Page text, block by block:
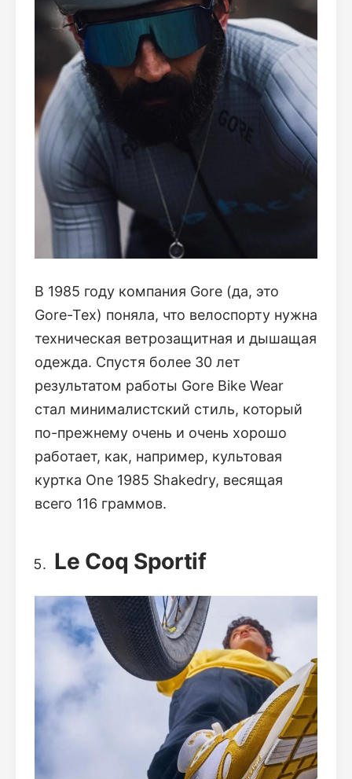
В 1985 году компания Gore (да, это
Gore-Tex) поняла, что велоспорту нужна
техническая ветрозащитная и дышащая
одежда. Спустя более 30 лет
результатом работы Gore Bike Wear
стал минималистский стиль, который
по-прежнему очень и очень хорошо
работает, как, например, культовая
куртка One 1985 Shakedry, весящая
всего 116 граммов.
Le Coq Sportif